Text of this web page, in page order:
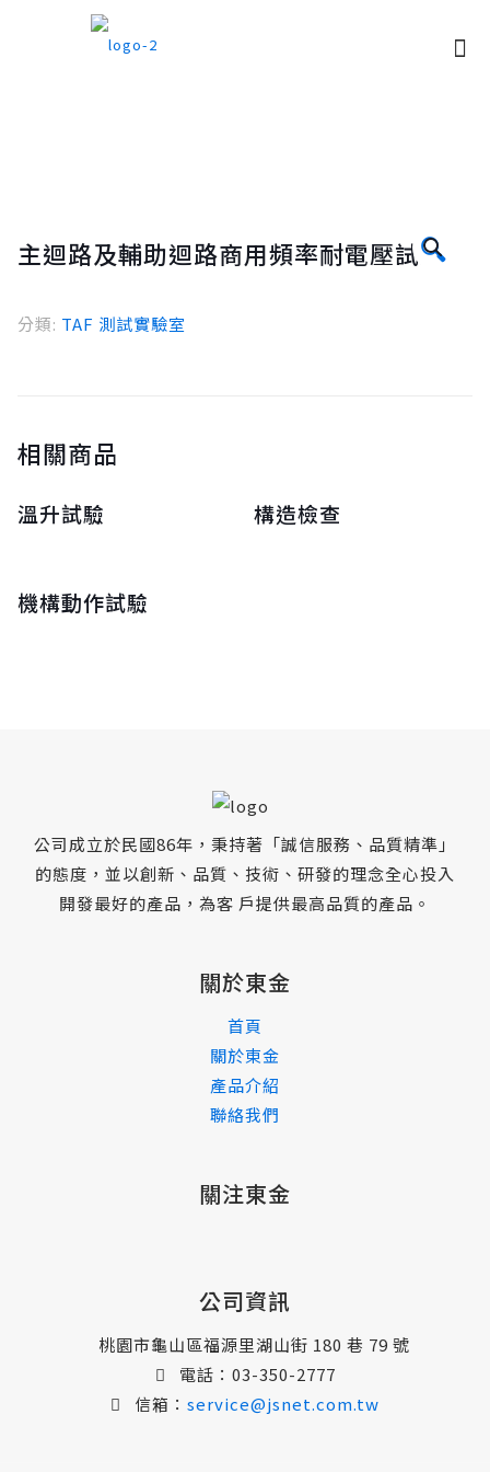
🔍
主迴路及輔助迴路商用頻率耐電壓試驗
分類: TAF 測試實驗室
相關商品
溫升試驗 構造檢查
機構動作試驗
公司成立於民國86年，秉持著「誠信服務、品質精準」
的態度，並以創新、品質、技術、研發的理念全心投入
開發最好的產品，為客 戶提供最高品質的產品。
關於東金
首頁
關於東金
產品介紹
聯絡我們
關注東金
公司資訊
桃園市龜山區福源里湖山街 180 巷 79 號
電話： 03-350-2777
信箱： service@jsnet.com.tw